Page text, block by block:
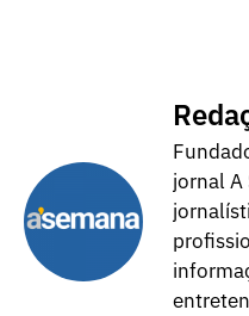
jornal A